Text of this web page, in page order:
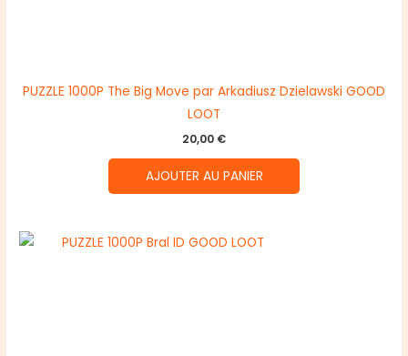
PUZZLE 1000P The Big Move par Arkadiusz Dzielawski GOOD
LOOT
20,00 €
AJOUTER AU PANIER